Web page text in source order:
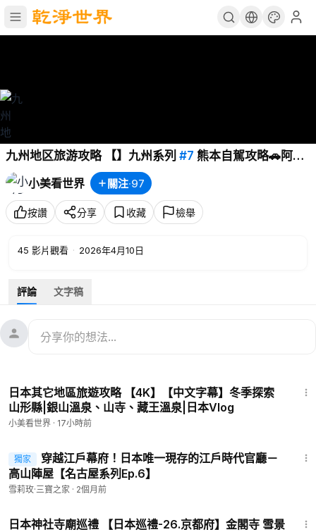
九州地区旅游攻略 【】九州系列 #7 熊本自駕攻略🚗阿蘇
火山群7個必訪景點！日本租車注意事項/蒐集ONE PIECE
海賊王雕像/SAKURA MACHI購物中心/熊本車站美食
小美看世界 關注·97
按讚 分享 收藏 檢舉
45 影片觀看 · 2026年4月10日
評論 文字稿
日本其它地區旅遊攻略 【4K】【中文字幕】冬季探索
山形縣|銀山溫泉、山寺、藏王溫泉|日本Vlog
小美看世界 · 17小時前
獨家
穿越江戶幕府！日本唯一現存的江戶時代官廳－
高山陣屋【名古屋系列Ep.6】
雪莉玫·三寶之家 · 2個月前
日本神社寺廟巡禮 【日本巡禮-26.京都府】金閣寺 雪景